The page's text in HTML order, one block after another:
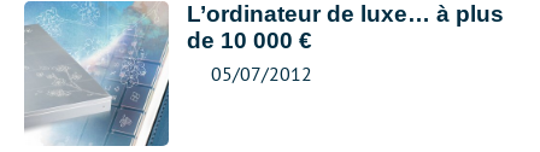
L’ordinateur de luxe… à plus
de 10 000 €
05/07/2012